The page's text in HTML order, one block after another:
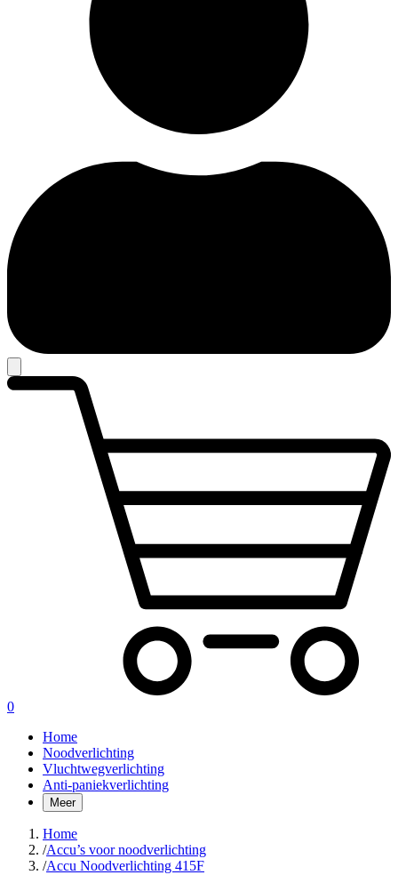
0
Home
Noodverlichting
Vluchtwegverlichting
Anti-paniekverlichting
Meer
Home
/Accu’s voor noodverlichting
/Accu Noodverlichting 415F